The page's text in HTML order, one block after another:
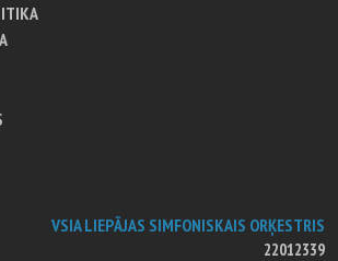
VSIA LIEPĀJAS SIMFONISKAIS ORĶESTRIS
22012339